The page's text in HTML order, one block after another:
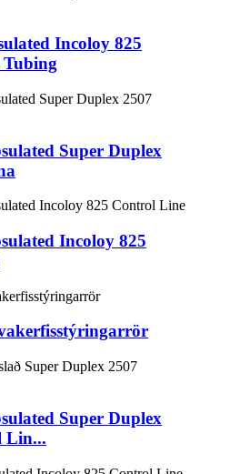
Incoloy 825
Super Duplex
Incoloy 825
Super Duplex
Lin...